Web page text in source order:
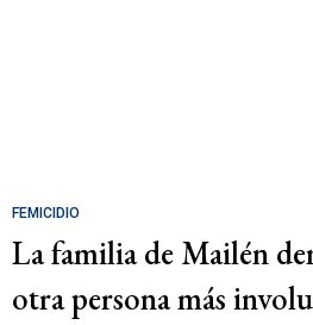
FEMICIDIO
La familia de Mailén
otra persona más